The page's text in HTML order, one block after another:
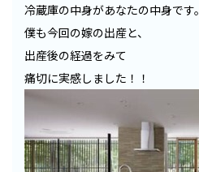
冷蔵庫の中身があなたの中身です。
僕も今回の嫁の出産と、
出産後の経過をみて
痛切に実感しました！！